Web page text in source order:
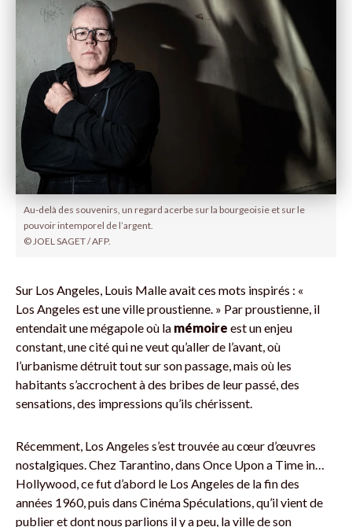
Au-delà des souvenirs, un regard acerbe sur la bourgeoisie et sur le
pouvoir intemporel de l’argent.
© JOEL SAGET / AFP.
Sur Los Angeles, Louis Malle avait ces mots inspirés : «
Los Angeles est une ville proustienne. » Par proustienne, il
entendait une mégapole où la mémoire est un enjeu
constant, une cité qui ne veut qu’aller de l’avant, où
l’urbanisme détruit tout sur son passage, mais où les
habitants s’accrochent à des bribes de leur passé, des
sensations, des impressions qu’ils chérissent.
Récemment, Los Angeles s’est trouvée au cœur d’œuvres
nostalgiques. Chez Tarantino, dans Once Upon a Time in…
Hollywood, ce fut d’abord le Los Angeles de la fin des
années 1960, puis dans Cinéma Spéculations, qu’il vient de
publier et dont nous parlions il y a peu, la ville de son